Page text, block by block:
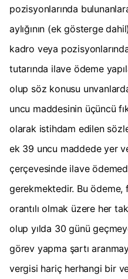
pozisyonlarında
aylığının (ek gösterge
kadro veya
tutarında ilave ödeme
olup söz konusu
uncu maddesinin üçüncü
olarak istihdam edilen
ek 39 uncu maddede yer
çerçevesinde ilave
gerekmektedir. Bu ödeme,
orantılı olmak üzere her
olup yılda 30 günü
görev yapma şartı
vergisi hariç herhangi bir